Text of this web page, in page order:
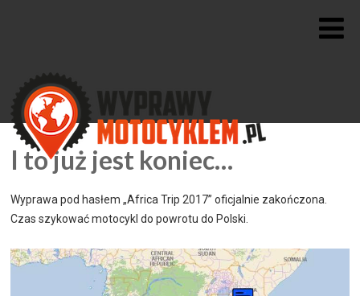
I to już jest koniec…
Wyprawa pod hasłem „Africa Trip 2017” oficjalnie zakończona.
Czas szykować motocykl do powrotu do Polski.